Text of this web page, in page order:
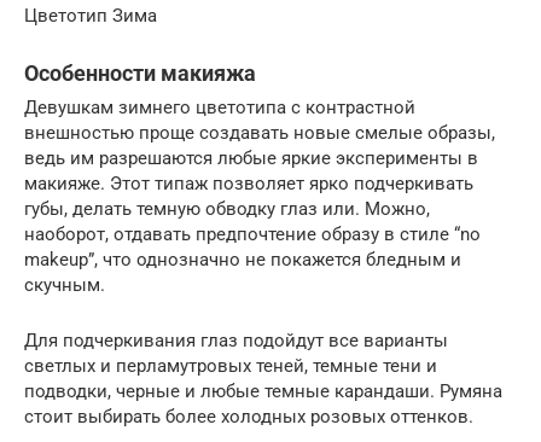
Цветотип Зима
Особенности макияжа
Девушкам зимнего цветотипа с контрастной
внешностью проще создавать новые смелые образы,
ведь им разрешаются любые яркие эксперименты в
макияже. Этот типаж позволяет ярко подчеркивать
губы, делать темную обводку глаз или. Можно,
наоборот, отдавать предпочтение образу в стиле “no
makeup”, что однозначно не покажется бледным и
скучным.
Для подчеркивания глаз подойдут все варианты
светлых и перламутровых теней, темные тени и
подводки, черные и любые темные карандаши. Румяна
стоит выбирать более холодных розовых оттенков.